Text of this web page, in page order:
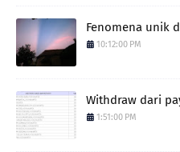
Fenomena unik
10:12:00 PM
Withdraw dari
1:51:00 PM